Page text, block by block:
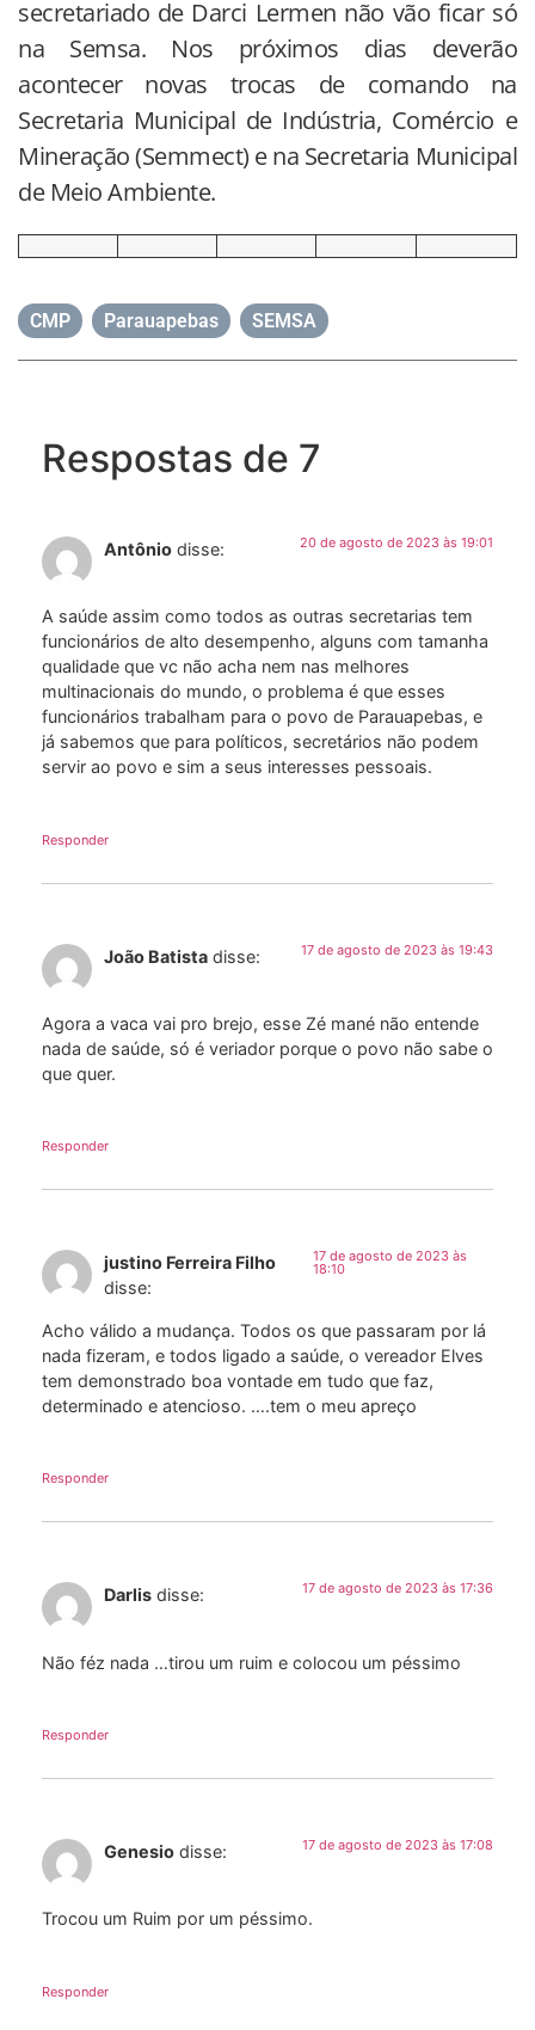
secretariado de Darci Lermen não vão ficar só
na Semsa. Nos próximos dias deverão
acontecer novas trocas de comando na
Secretaria Municipal de Indústria, Comércio e
Mineração (Semmect) e na Secretaria Municipal
de Meio Ambiente.
CMP Parauapebas SEMSA
Respostas de 7
Antônio disse: 20 de agosto de 2023 às 19:01
A saúde assim como todos as outras secretarias tem
funcionários de alto desempenho, alguns com tamanha
qualidade que vc não acha nem nas melhores
multinacionais do mundo, o problema é que esses
funcionários trabalham para o povo de Parauapebas, e
já sabemos que para políticos, secretários não podem
servir ao povo e sim a seus interesses pessoais.
Responder
João Batista disse: 17 de agosto de 2023 às 19:43
Agora a vaca vai pro brejo, esse Zé mané não entende
nada de saúde, só é veriador porque o povo não sabe o
que quer.
Responder
justino Ferreira Filho
disse:
17 de agosto de 2023 às
18:10
Acho válido a mudança. Todos os que passaram por lá
nada fizeram, e todos ligado a saúde, o vereador Elves
tem demonstrado boa vontade em tudo que faz,
determinado e atencioso. ….tem o meu apreço
Responder
Darlis disse: 17 de agosto de 2023 às 17:36
Não féz nada …tirou um ruim e colocou um péssimo
Responder
Genesio disse: 17 de agosto de 2023 às 17:08
Trocou um Ruim por um péssimo.
Responder